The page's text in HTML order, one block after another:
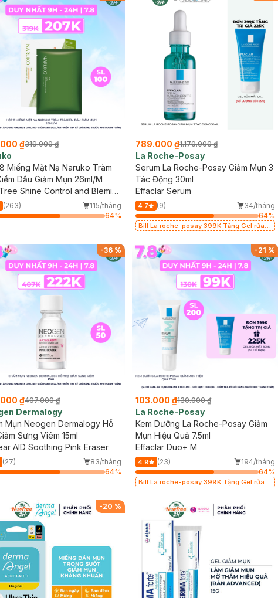
₫319.000 ₫
Miếng Mặt Nạ Naruko Tràm
Dầu Giảm Mụn 26ml/M
Shine Control and Blemish
Mask
(263)
115/tháng
64%
789.000 ₫1.170.000 ₫
La Roche-Posay
Serum La Roche-Posay Giảm Mụn 3
Tác Động 30ml
Effaclar Serum
4.7 (9)
34/tháng
64%
Bill La roche-posay 399K Tặng Gel rửa
-36%
₫407.000 ₫
Dermalogy
Mụn Neogen Dermalogy Hỗ
Sưng Viêm 15ml
AID Soothing Pink Eraser
(27)
83/tháng
64%
-21 %
103.000 ₫130.000 ₫
La Roche-Posay
Kem Dưỡng La Roche-Posay Giảm
Mụn Hiệu Quả 7.5ml
Effaclar Duo+ M
4.9 (23)
194/tháng
64%
Bill La roche-posay 399K Tặng Gel rửa
-20 %